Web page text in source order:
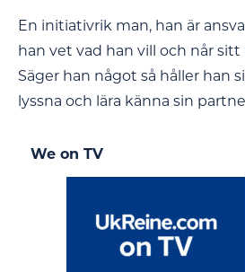
En initiativrik man, han är
han vet vad han vill och når
Säger han något så håller han
lyssna och lära känna sin
We on TV